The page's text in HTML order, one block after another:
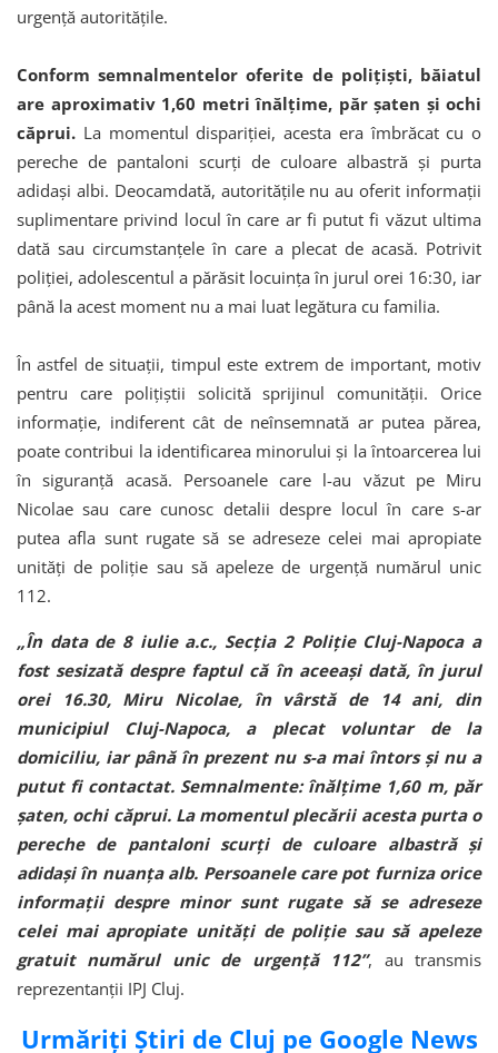
urgență autoritățile.
Conform semnalmentelor oferite de polițiști, băiatul
are aproximativ 1,60 metri înălțime, păr șaten și ochi
căprui. La momentul dispariției, acesta era îmbrăcat cu o
pereche de pantaloni scurți de culoare albastră și purta
adidași albi. Deocamdată, autoritățile nu au oferit informații
suplimentare privind locul în care ar fi putut fi văzut ultima
dată sau circumstanțele în care a plecat de acasă. Potrivit
poliției, adolescentul a părăsit locuința în jurul orei 16:30, iar
până la acest moment nu a mai luat legătura cu familia.
În astfel de situații, timpul este extrem de important, motiv
pentru care polițiștii solicită sprijinul comunității. Orice
informație, indiferent cât de neînsemnată ar putea părea,
poate contribui la identificarea minorului și la întoarcerea lui
în siguranță acasă. Persoanele care l-au văzut pe Miru
Nicolae sau care cunosc detalii despre locul în care s-ar
putea afla sunt rugate să se adreseze celei mai apropiate
unități de poliție sau să apeleze de urgență numărul unic
112.
„În data de 8 iulie a.c., Secția 2 Poliție Cluj-Napoca a
fost sesizată despre faptul că în aceeași dată, în jurul
orei 16.30, Miru Nicolae, în vârstă de 14 ani, din
municipiul Cluj-Napoca, a plecat voluntar de la
domiciliu, iar până în prezent nu s-a mai întors și nu a
putut fi contactat. Semnalmente: înălțime 1,60 m, păr
șaten, ochi căprui. La momentul plecării acesta purta o
pereche de pantaloni scurți de culoare albastră și
adidași în nuanța alb. Persoanele care pot furniza orice
informații despre minor sunt rugate să se adreseze
celei mai apropiate unități de poliție sau să apeleze
gratuit numărul unic de urgență 112”, au transmis
reprezentanții IPJ Cluj.
Urmăriți Știri de Cluj pe Google News